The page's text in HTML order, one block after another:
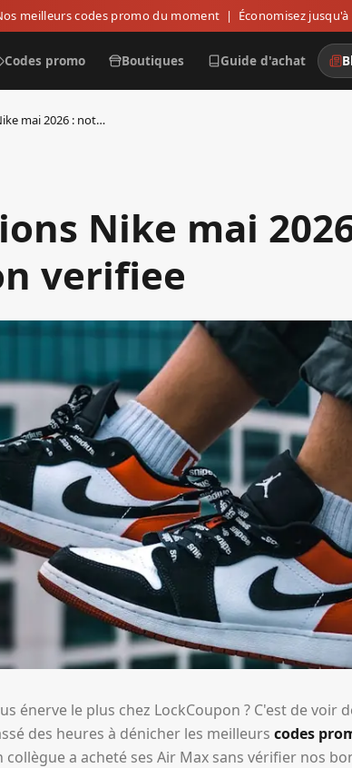
meilleurs codes promo du moment | Économisez jusqu'à
Codes promo Boutiques Guide d'achat
Promotions Nike mai 2026 : notre selection verifiee
Nike mai
verifiee
énerve le plus chez LockCoupon ? C'est de voir
des heures à dénicher les meilleurs codes
a acheté ses Air Max sans vérifier nos